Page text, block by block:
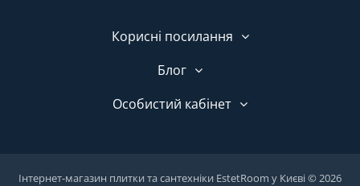
Корисні посилання
Блог
Особистий кабінет
Інтернет-магазин плитки та сантехніки EstetRoom у Києві © 2026